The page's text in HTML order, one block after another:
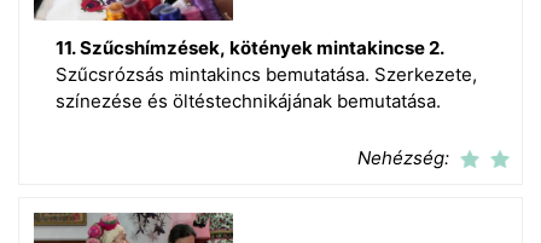
11. Szűcshímzések, kötények mintakincse 2.
Szűcsrózsás mintakincs bemutatása. Szerkezete,
színezése és öltéstechnikájának bemutatása.
Nehézség: